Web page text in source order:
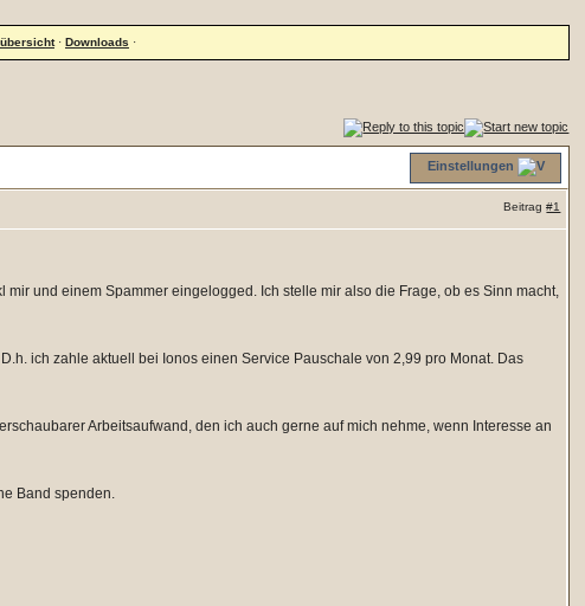
· Downloads ·
Einstellungen
Beitrag#1
und einem Spammer eingelogged. Ich stelle mir also die Frage, ob es Sinn macht,
ich zahle aktuell bei Ionos einen Service Pauschale von 2,99 pro Monat. Das
Arbeitsaufwand, den ich auch gerne auf mich nehme, wenn Interesse an
Band spenden.